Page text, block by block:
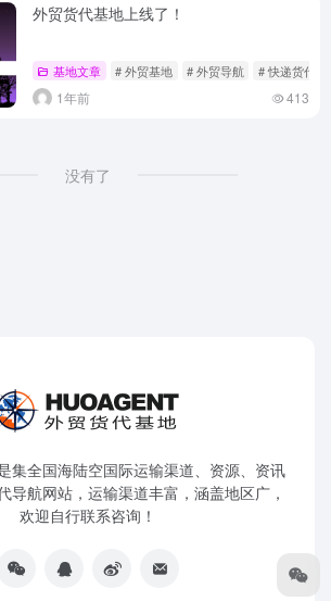
外贸货代基地上线了！
基地文章 # 外贸基地 # 外贸导航 # 快递货代
1年前 413
没有了
集全国海陆空国际运输渠道、资源、资讯
导航网站，运输渠道丰富，涵盖地区广，
欢迎自行联系咨询！